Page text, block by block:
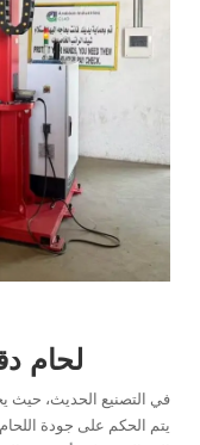
لحام
في التصنيع الحديث، حيث
يتم الحكم على جودة